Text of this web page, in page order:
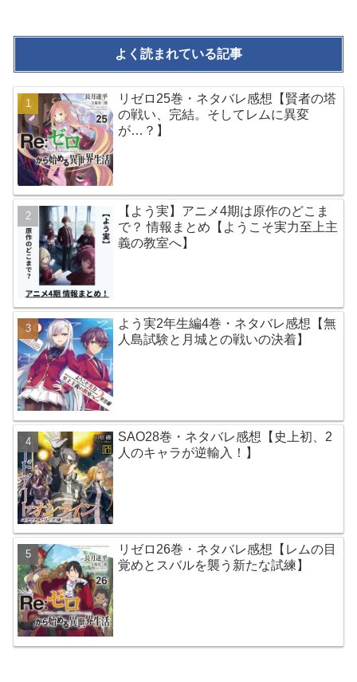
よく読まれている記事
リゼロ25巻・ネタバレ感想【賢者の塔
の戦い、完結。そしてレムに異変
が…？】
【よう実】アニメ4期は原作のどこま
で？ 情報まとめ【ようこそ実力至上主
義の教室へ】
よう実2年生編4巻・ネタバレ感想【無
人島試験と月城との戦いの決着】
SAO28巻・ネタバレ感想【史上初、2
人のキャラが逆輸入！】
リゼロ26巻・ネタバレ感想【レムの目
覚めとスバルを襲う新たな試練】